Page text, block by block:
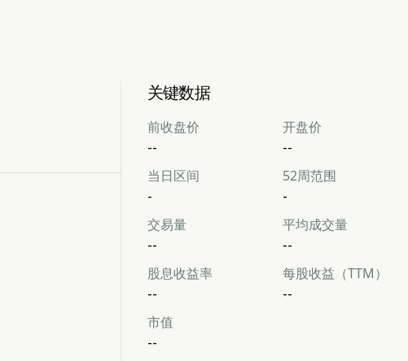
关键数据
前收盘价
--
开盘价
--
当日区间
-
52周范围
-
交易量
--
平均成交量
--
股息收益率
--
每股收益（TTM）
--
市值
--